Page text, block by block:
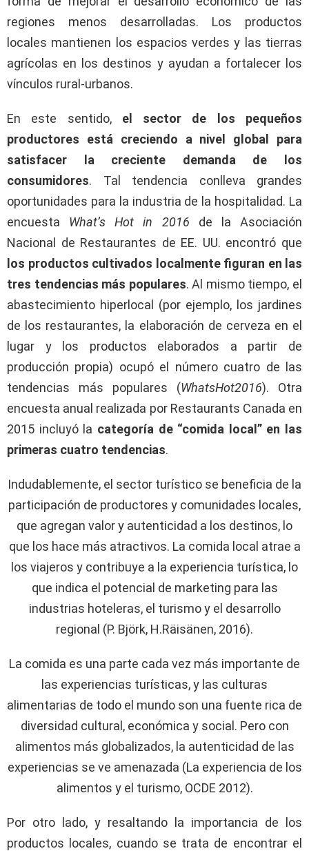
regiones menos desarrolladas. Los productos
locales mantienen los espacios verdes y las tierras
agrícolas en los destinos y ayudan a fortalecer los
vínculos rural-urbanos.
En este sentido, el sector de los pequeños
productores está creciendo a nivel global para
satisfacer la creciente demanda de los
consumidores. Tal tendencia conlleva grandes
oportunidades para la industria de la hospitalidad. La
encuesta What’s Hot in 2016 de la Asociación
Nacional de Restaurantes de EE. UU. encontró que
los productos cultivados localmente figuran en las
tres tendencias más populares. Al mismo tiempo, el
abastecimiento hiperlocal (por ejemplo, los jardines
de los restaurantes, la elaboración de cerveza en el
lugar y los productos elaborados a partir de
producción propia) ocupó el número cuatro de las
tendencias más populares (WhatsHot2016). Otra
encuesta anual realizada por Restaurants Canada en
2015 incluyó la categoría de “comida local” en las
primeras cuatro tendencias.
Indudablemente, el sector turístico se beneficia de la
participación de productores y comunidades locales,
que agregan valor y autenticidad a los destinos, lo
que los hace más atractivos. La comida local atrae a
los viajeros y contribuye a la experiencia turística, lo
que indica el potencial de marketing para las
industrias hoteleras, el turismo y el desarrollo
regional (P. Björk, H.Räisänen, 2016).
La comida es una parte cada vez más importante de
las experiencias turísticas, y las culturas
alimentarias de todo el mundo son una fuente rica de
diversidad cultural, económica y social. Pero con
alimentos más globalizados, la autenticidad de las
experiencias se ve amenazada (La experiencia de los
alimentos y el turismo, OCDE 2012).
Por otro lado, y resaltando la importancia de los
productos locales, cuando se trata de encontrar el